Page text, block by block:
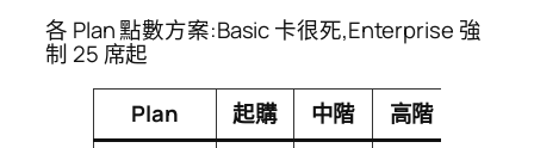
各 Plan 點數方案:Basic 卡很死,Enterprise 強
制 25 席起
Plan
起購 中階 高階